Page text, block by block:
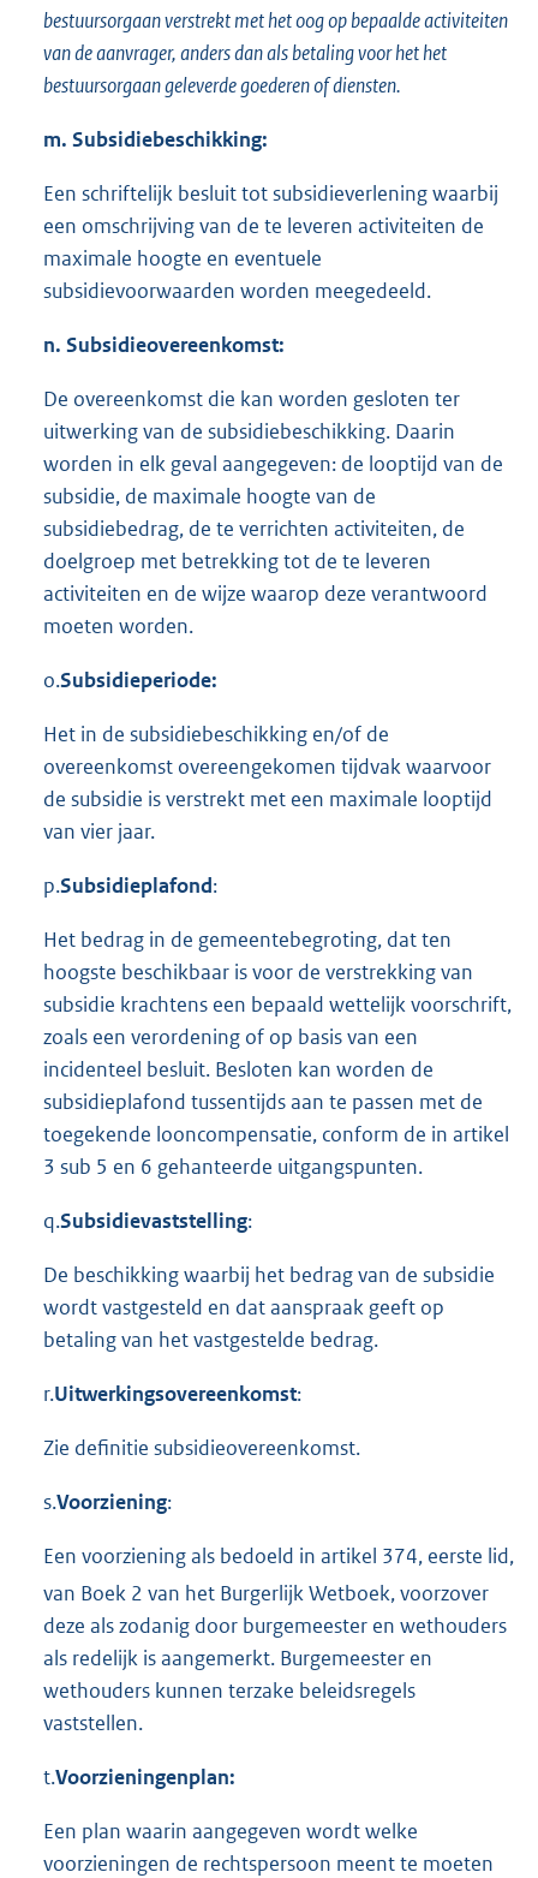
bestuursorgaan verstrekt met het oog opbepaalde activiteiten
van de aanvrager, anders dan als betaling voor hethet
bestuursorgaan geleverde goederen of diensten.
m. Subsidiebeschikking:
Een schriftelijk besluit tot subsidieverlening waarbij
een omschrijving van de te leveren activiteiten de
maximale hoogte en eventuele
subsidievoorwaarden worden meegedeeld.
n. Subsidieovereenkomst:
De overeenkomst die kan worden gesloten ter
uitwerking van de subsidiebeschikking. Daarin
worden in elk geval aangegeven: de looptijd van de
subsidie, de maximale hoogte van de
subsidiebedrag, de te verrichten activiteiten, de
doelgroep met betrekking tot de te leveren
activiteiten en de wijze waarop deze verantwoord
moeten worden.
o.Subsidieperiode:
Het in de subsidiebeschikking en/of de
overeenkomst overeengekomen tijdvak waarvoor
de subsidie is verstrekt met een maximale looptijd
van vier jaar.
p.Subsidieplafond:
Het bedrag in de gemeentebegroting, dat ten
hoogste beschikbaar is voor de verstrekking van
subsidie krachtens een bepaald wettelijk voorschrift,
zoals een verordening of op basis van een
incidenteel besluit. Besloten kan worden de
subsidieplafond tussentijds aan te passen met de
toegekende looncompensatie, conform de in artikel
3 sub 5 en 6 gehanteerde uitgangspunten.
q.Subsidievaststelling:
De beschikking waarbij het bedrag van de subsidie
wordt vastgesteld en dat aanspraak geeft op
betaling van het vastgestelde bedrag.
r.Uitwerkingsovereenkomst:
Zie definitie subsidieovereenkomst.
s.Voorziening:
Een voorziening als bedoeld in artikel 374, eerste lid,
van Boek 2 van het Burgerlijk Wetboek,voorzover
deze als zodanig door burgemeester en wethouders
als redelijk is aangemerkt. Burgemeester en
wethouders kunnen terzake beleidsregels
vaststellen.
t.Voorzieningenplan:
Een plan waarin aangegeven wordt welke
voorzieningen de rechtspersoon meent te moeten